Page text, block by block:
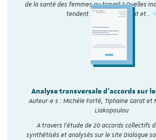
de la santé des femmes au travail ? Quelles
tendent leur engagement et…
Analyse transversale d'accords sur
Auteur·e·s : Michèle Forté, Tiphaine Garat et
Liakopoulou
A travers l’étude de 20 accords collectifs
synthétisés et analysés sur le site Dialogue